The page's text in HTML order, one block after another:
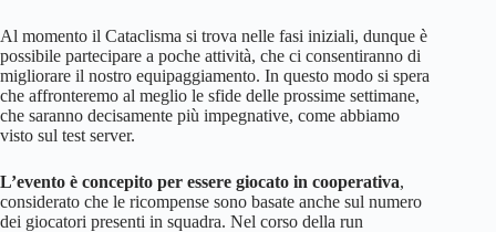
Al momento il Cataclisma si trova nelle fasi iniziali, dunque è
possibile partecipare a poche attività, che ci consentiranno di
migliorare il nostro equipaggiamento. In questo modo si spera
che affronteremo al meglio le sfide delle prossime settimane,
che saranno decisamente più impegnative, come abbiamo
visto sul test server.
L’evento è concepito per essere giocato in cooperativa,
considerato che le ricompense sono basate anche sul numero
dei giocatori presenti in squadra. Nel corso della run